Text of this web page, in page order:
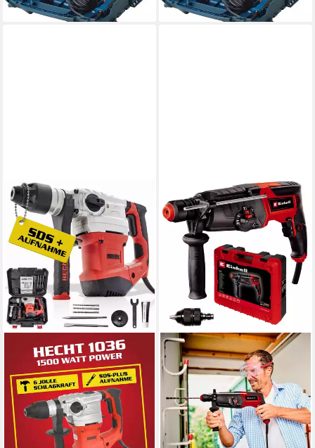
lieferbar - in 1-2 Werktagen bei dir lieferbar - in 1-2 Werktagen bei dir